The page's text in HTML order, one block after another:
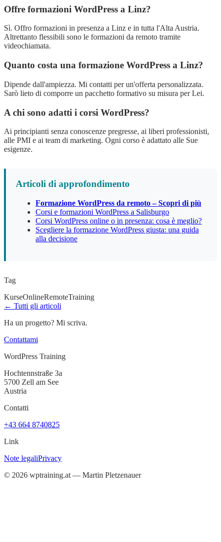
Offre formazioni WordPress a Linz?
Sì. Offro formazioni in presenza a Linz e in tutta l'Alta Austria.
Altrettanto flessibili sono le formazioni da remoto tramite
videochiamata.
Quanto costa una formazione WordPress a Linz?
Dipende dall'ampiezza. Mi contatti per un'offerta personalizzata.
Sarò lieto di comporre un pacchetto formativo su misura per Lei.
A chi sono adatti i corsi WordPress?
Ai principianti senza conoscenze pregresse, ai liberi professionisti,
alle PMI e ai team di marketing. Ogni corso è adattato alle Sue
esigenze.
Articoli di approfondimento
Formazione WordPress da remoto – Scopri di più
Corsi e formazioni WordPress a Salisburgo
Corsi WordPress online o in presenza: cosa è meglio?
Scegliere la formazione WordPress giusta: una guida
alla decisione
Tag
KurseOnlineRemoteTraining
← Tutti gli articoli
Ha un progetto? Mi scriva.
Contattami
WordPress Training
Hochtennstraße 3a
5700 Zell am See
Austria
Contatti
+43 664 8740825
Link
Note legaliPrivacy
© 2026 wptraining.at — Martin Pletzenauer